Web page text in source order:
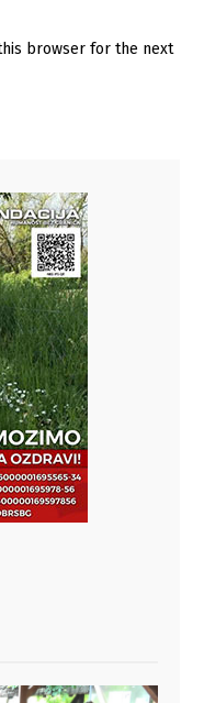
browser for the next